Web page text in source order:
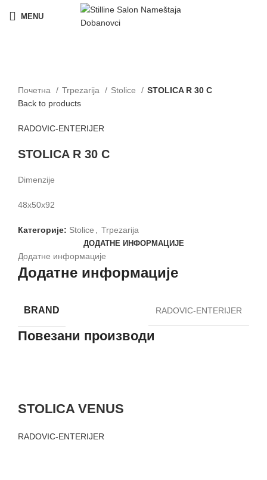
MENU
Почетна
Trpezarija Stolice
STOLICA R 30 C
Back to products
RADOVIC-ENTERIJER
STOLICA R 30 C
Dimenzije
48x50x92
Категорије: Stolice , Trpezarija
ДОДАТНЕ ИНФОРМАЦИЈЕ
Додатне информације
Додатне информације
BRAND RADOVIC-ENTERIJER
Повезани производи
STOLICA VENUS
RADOVIC-ENTERIJER